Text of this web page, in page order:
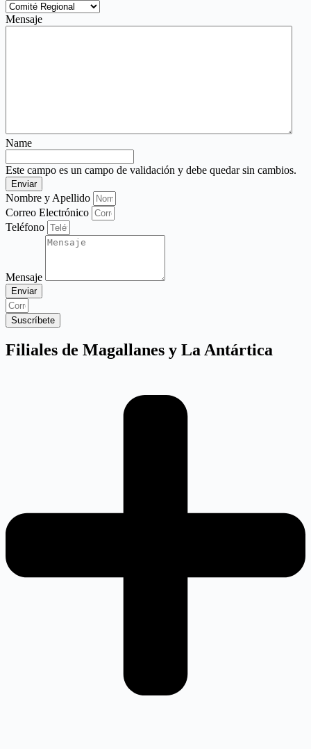
Mensaje
Name
Este campo es un campo de validación y debe quedar sin cambios.
Nombre y Apellido
Correo Electrónico
Teléfono
Mensaje
Enviar
Suscríbete
Filiales de Magallanes y La Antártica